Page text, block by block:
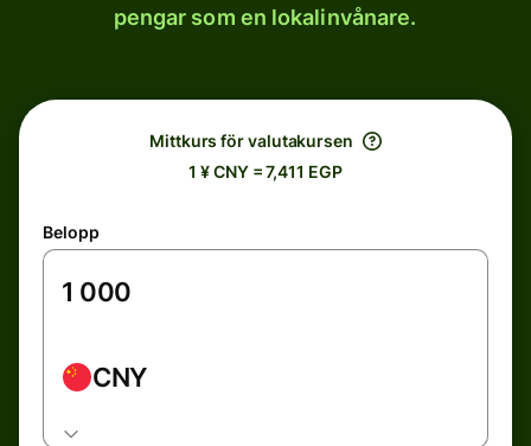
pengar som en lokalinvånare.
Mittkurs för valutakursen
1 ¥ CNY = 7,411 EGP
Belopp
CNY